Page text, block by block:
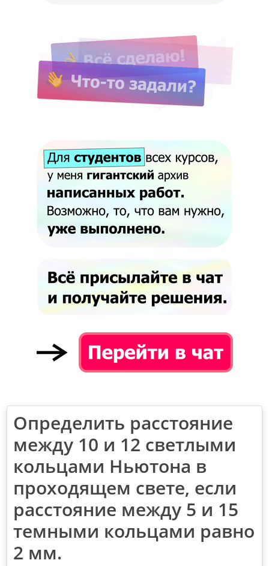
Определить расстояние
между 10 и 12 светлыми
кольцами Ньютона в
проходящем свете, если
расстояние между 5 и 15
темными кольцами равно
2 мм.